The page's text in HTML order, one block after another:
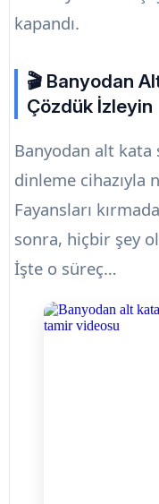
kapandı.
🎬 Banyodan
Çözdük İzleyin
Banyodan alt kata
dinleme cihazıyla
Fayansları
sonra, hiçbir şey
İşte o süreç…